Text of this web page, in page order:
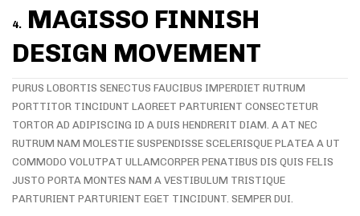
4. MAGISSO FINNISH
DESIGN MOVEMENT
PURUS LOBORTIS SENECTUS FAUCIBUS IMPERDIET RUTRUM
PORTTITOR TINCIDUNT LAOREET PARTURIENT CONSECTETUR
TORTOR AD ADIPISCING ID A DUIS HENDRERIT DIAM. A AT NEC
RUTRUM NAM MOLESTIE SUSPENDISSE SCELERISQUE PLATEA A UT
COMMODO VOLUTPAT ULLAMCORPER PENATIBUS DIS QUIS FELIS
JUSTO PORTA MONTES NAM A VESTIBULUM TRISTIQUE
PARTURIENT PARTURIENT EGET TINCIDUNT. SEMPER DUI.